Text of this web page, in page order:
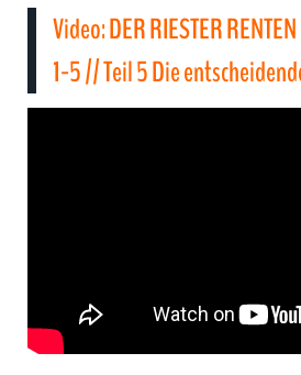
Video: DER RIESTER
1-5 // Teil 5 Die